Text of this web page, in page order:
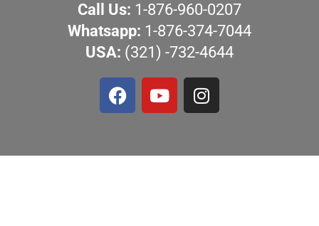
Call Us: 1-876-960-0207
Whatsapp: 1-876-374-7044
USA: (321) -732-4644